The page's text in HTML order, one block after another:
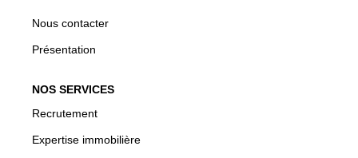
Nous contacter
Présentation
NOS SERVICES
Recrutement
Expertise immobilière